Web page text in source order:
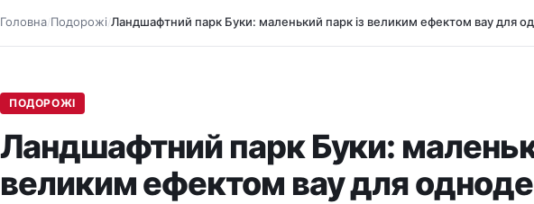
Головна/ Подорожі/Ландшафтний парк Буки: маленький парк із великим ефектом вау для
ПОДОРОЖІ
Ландшафтний парк Буки:
великим ефектом вау для